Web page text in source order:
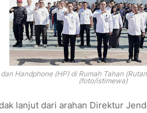
Handphone (HP) di Rumah Tahan
(foto/istimewa)
lanjut dari arahan Direktur